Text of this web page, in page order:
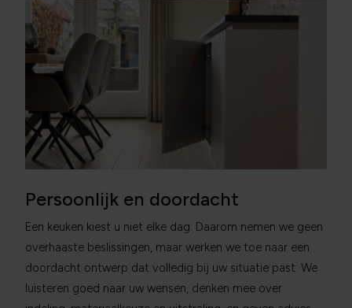
Persoonlijk en doordacht
Een keuken kiest u niet elke dag. Daarom nemen we geen
overhaaste beslissingen, maar werken we toe naar een
doordacht ontwerp dat volledig bij uw situatie past. We
luisteren goed naar uw wensen, denken mee over